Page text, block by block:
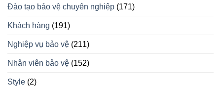
Đào tạo bảo vệ chuyên nghiệp (171)
Khách hàng (191)
Nghiệp vụ bảo vệ (211)
Nhân viên bảo vệ (152)
Style (2)